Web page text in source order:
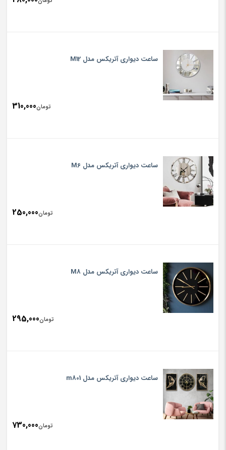
ساعت دیواری آتریکس مدل M12
تومان310,000
ساعت دیواری آتریکس مدل M6
تومان250,000
ساعت دیواری آتریکس مدل M8
تومان295,000
ساعت دیواری آتریکس مدل m801
تومان730,000